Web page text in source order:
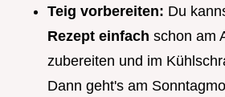
Teig vorbereiten: Du
Rezept einfach schon am
zubereiten und im
Dann geht's am